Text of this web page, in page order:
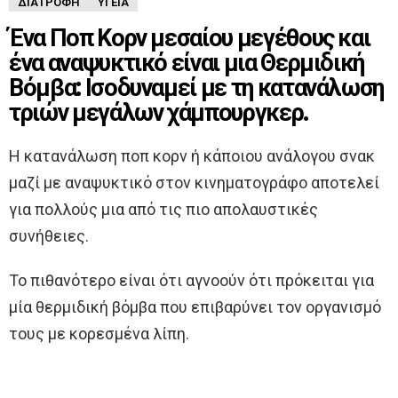
Ένα Ποπ Κορν μεσαίου μεγέθους και
ένα αναψυκτικό είναι μια Θερμιδική
Βόμβα: Ισοδυναμεί με τη κατανάλωση
τριών μεγάλων χάμπουργκερ.
Η κατανάλωση ποπ κορν ή κάποιου ανάλογου σνακ
μαζί με αναψυκτικό στον κινηματογράφο αποτελεί
για πολλούς μια από τις πιο απολαυστικές
συνήθειες.
Το πιθανότερο είναι ότι αγνοούν ότι πρόκειται για
μία θερμιδική βόμβα που επιβαρύνει τον οργανισμό
τους με κορεσμένα λίπη.